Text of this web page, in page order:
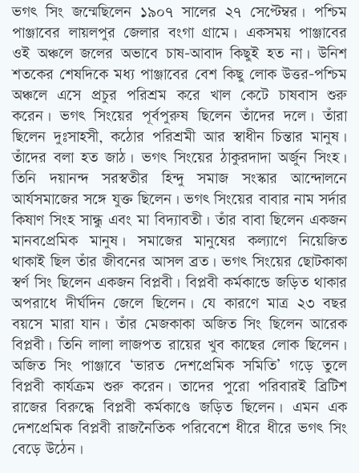
ভগৎ সিং জন্মেছিলেন ১৯০৭ সালের ২৭ সেপ্টেম্বর। পশ্চিম
পাঞ্জাবের লায়লপুর জেলার বংগা গ্রামে। একসময় পাঞ্জাবের
ওই অঞ্চলে জলের অভাবে চাষ-আবাদ কিছুই হত না। উনিশ
শতকের শেষদিকে মধ্য পাঞ্জাবের বেশ কিছু লোক উত্তর-পশ্চিম
অঞ্চলে এসে প্রচুর পরিশ্রম করে খাল কেটে চাষবাস শুরু
করেন। ভগৎ সিংয়ের পূর্বপুরুষ ছিলেন তাঁদের দলে। তাঁরা
ছিলেন দুঃসাহসী, কঠোর পরিশ্রমী আর স্বাধীন চিন্তার মানুষ।
তাঁদের বলা হত জাঠ। ভগৎ সিংয়ের ঠাকুরদাদা অর্জুন সিংহ।
তিনি দয়ানন্দ সরস্বতীর হিন্দু সমাজ সংস্কার আন্দোলনে
আর্যসমাজের সঙ্গে যুক্ত ছিলেন। ভগৎ সিংয়ের বাবার নাম সর্দার
কিষাণ সিংহ সান্ধু এবং মা বিদ্যাবতী। তাঁর বাবা ছিলেন একজন
মানবপ্রেমিক মানুষ। সমাজের মানুষের কল্যাণে নিয়েজিত
থাকাই ছিল তাঁর জীবনের আসল ব্রত। ভগৎ সিংয়ের ছোটকাকা
স্বর্ণ সিং ছিলেন একজন বিপ্লবী। বিপ্লবী কর্মকান্ডে জড়িত থাকার
অপরাধে দীর্ঘদিন জেলে ছিলেন। যে কারণে মাত্র ২৩ বছর
বয়সে মারা যান। তাঁর মেজকাকা অজিত সিং ছিলেন আরেক
বিপ্লবী। তিনি লালা লাজপত রায়ের খুব কাছের লোক ছিলেন।
অজিত সিং পাঞ্জাবে ‘ভারত দেশপ্রেমিক সমিতি’ গড়ে তুলে
বিপ্লবী কার্যক্রম শুরু করেন। তাদের পুরো পরিবারই ব্রিটিশ
রাজের বিরুদ্ধে বিপ্লবী কর্মকাণ্ডে জড়িত ছিলেন। এমন এক
দেশপ্রেমিক বিপ্লবী রাজনৈতিক পরিবেশে ধীরে ধীরে ভগৎ সিং
বেড়ে উঠেন।